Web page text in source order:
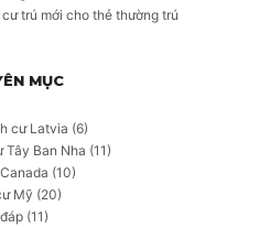
trú mới cho thẻ thường trú
MỤC
cư Latvia (6)
Ban Nha (11)
(10)
Mỹ (20)
(11)